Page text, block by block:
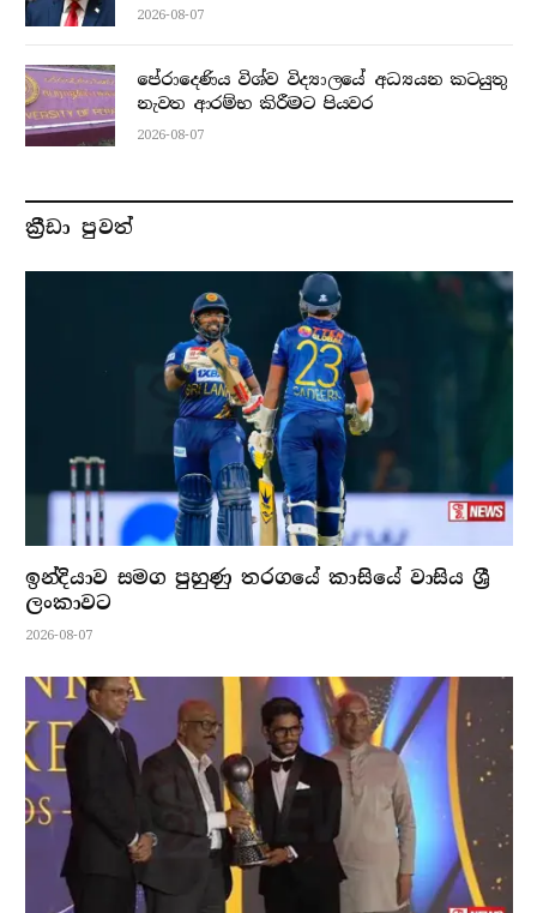
2026-08-07
පේරාදෙණිය විශ්ව විද්‍යාලයේ අධ්‍යයන කටයුතු
නැවත ආරම්භ කිරීමට පියවර
2026-08-07
ක්‍රීඩා පුවත්
ඉන්දියාව සමග පුහුණු තරගයේ කාසියේ වාසිය ශ්‍රී
ලංකාවට
2026-08-07